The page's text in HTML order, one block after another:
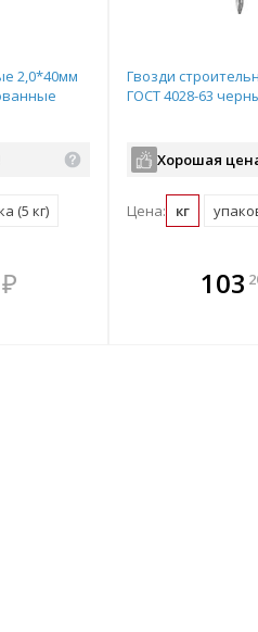
2,0*40мм
(5 кг)
₽
В
всегда
Гвозди
ГОСТ 4028-63
Хорошая
Цена: кг
103